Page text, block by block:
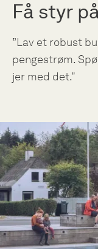
Få styr
”Lav et robust
pengestrøm.
jer med det."